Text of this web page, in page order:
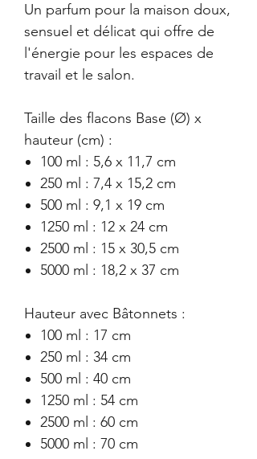
Un parfum pour la maison doux,
sensuel et délicat qui offre de
l'énergie pour les espaces de
travail et le salon.
Taille des flacons Base (Ø) x
hauteur (cm) :
100 ml : 5,6 x 11,7 cm
250 ml : 7,4 x 15,2 cm
500 ml : 9,1 x 19 cm
1250 ml : 12 x 24 cm
2500 ml : 15 x 30,5 cm
5000 ml : 18,2 x 37 cm
Hauteur avec Bâtonnets :
100 ml : 17 cm
250 ml : 34 cm
500 ml : 40 cm
1250 ml : 54 cm
2500 ml : 60 cm
5000 ml : 70 cm